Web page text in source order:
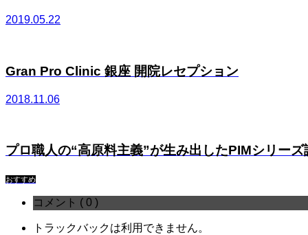
2019.05.22
Gran Pro Clinic 銀座 開院レセプション
2018.11.06
プロ職人の“高原料主義”が生み出したPIMシリーズ
おすすめ
コメント ( 0 )
トラックバックは利用できません。